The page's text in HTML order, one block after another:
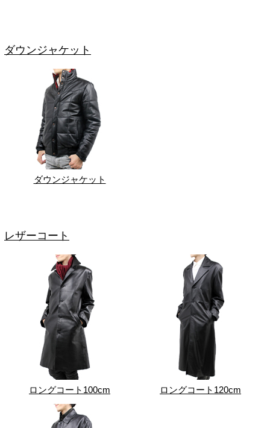
ダウンジャケット
ダウンジャケット
レザーコート
ロングコート100cm ロングコート120cm